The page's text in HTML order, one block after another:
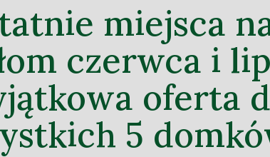
miejsca
czerwca i
oferta
5